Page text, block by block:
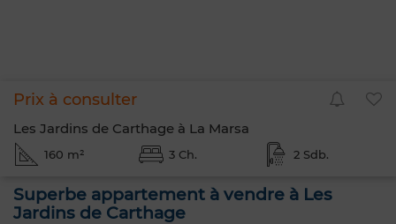
Prix à consulter
Les Jardins de Carthage à La Marsa
160 m² 3 Ch. 2 Sdb.
Superbe appartement à vendre à Les
Jardins de Carthage